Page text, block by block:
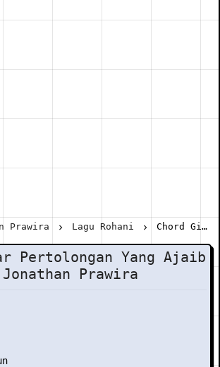
Prawira Lagu Rohani Chord Gitar Pertolongan Yang Ajaib - Jonathan Prawira
Pertolongan Yang Ajaib
Prawira